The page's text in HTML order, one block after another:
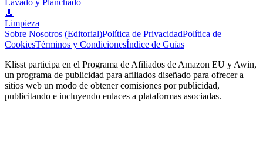
🧹
Limpieza
Sobre Nosotros (Editorial)Política de PrivacidadPolítica de
CookiesTérminos y CondicionesÍndice de Guías
Klisst participa en el Programa de Afiliados de Amazon EU y Awin,
un programa de publicidad para afiliados diseñado para ofrecer a
sitios web un modo de obtener comisiones por publicidad,
publicitando e incluyendo enlaces a plataformas asociadas.